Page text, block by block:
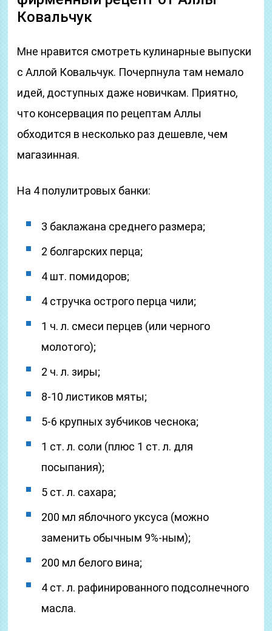
Ковальчук
Мне нравится смотреть кулинарные выпуски
с Аллой Ковальчук. Почерпнула там немало
идей, доступных даже новичкам. Приятно,
что консервация по рецептам Аллы
обходится в несколько раз дешевле, чем
магазинная.
На 4 полулитровых банки:
3 баклажана среднего размера;
2 болгарских перца;
4 шт. помидоров;
4 стручка острого перца чили;
1 ч. л. смеси перцев (или черного
молотого);
2 ч. л. зиры;
8-10 листиков мяты;
5-6 крупных зубчиков чеснока;
1 ст. л. соли (плюс 1 ст. л. для
посыпания);
5 ст. л. сахара;
200 мл яблочного уксуса (можно
заменить обычным 9%-ным);
200 мл белого вина;
4 ст. л. рафинированного подсолнечного
масла.